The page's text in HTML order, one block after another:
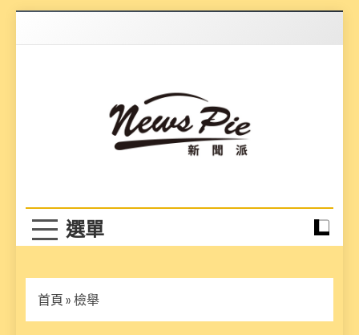
首頁 » 檢舉